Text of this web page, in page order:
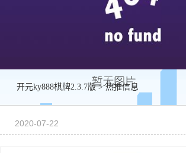
开元ky888棋牌2.3.7版>热推信息
2020-07-22